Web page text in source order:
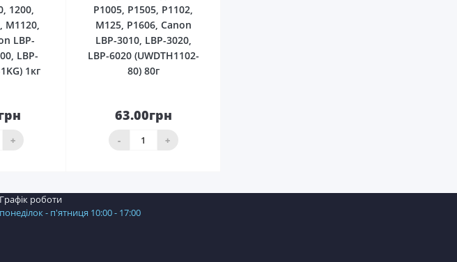
1200,
M1120,
LBP-
LBP-
1кг
+
До
P1005, P1505, P1102,
M125, P1606, Canon
LBP-3010, LBP-3020,
LBP-6020 (UWDTH1102-
80) 80г
63.00грн
- +
кошика
Графік роботи
понеділок - п'ятниця 10:00 - 17:00